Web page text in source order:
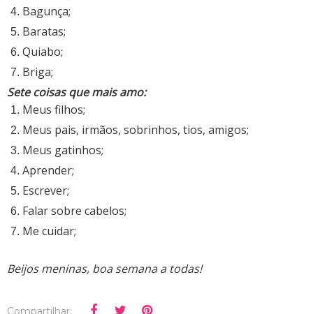
Bagunça;
Baratas;
Quiabo;
Briga;
Sete coisas que mais amo:
Meus filhos;
Meus pais, irmãos, sobrinhos, tios, amigos;
Meus gatinhos;
Aprender;
Escrever;
Falar sobre cabelos;
Me cuidar;
Beijos meninas, boa semana a todas!
Compartilhar: